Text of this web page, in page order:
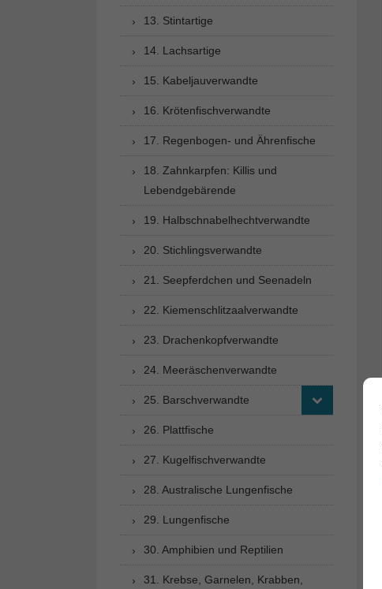
13. Stintartige
14. Lachsartige
15. Kabeljauverwandte
16. Krötenfischverwandte
17. Regenbogen- und Ährenfische
18. Zahnkarpfen: Killis und
Lebendgebärende
19. Halbschnabelhechtverwandte
20. Stichlingsverwandte
21. Seepferdchen und Seenadeln
22. Kiemenschlitzaalverwandte
23. Drachenkopfverwandte
24. Meeräschenverwandte
25. Barschverwandte
26. Plattfische
27. Kugelfischverwandte
28. Australische Lungenfische
29. Lungenfische
30. Amphibien und Reptilien
31. Krebse, Garnelen, Krabben,